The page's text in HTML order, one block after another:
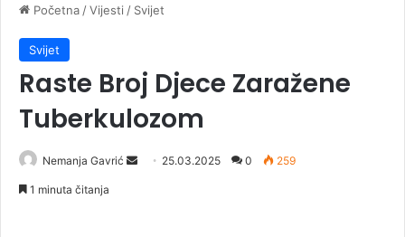
Početna /Vijesti / Svijet
Svijet
Raste Broj Djece Zaražene
Tuberkulozom
Nemanja Gavrić 25.03.2025 0 259
1 minuta čitanja